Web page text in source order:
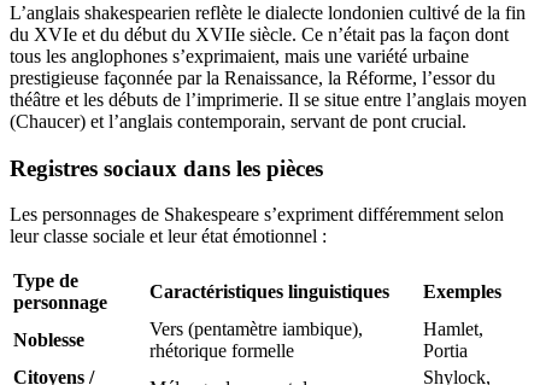
L’anglais shakespearien reflète le dialecte londonien cultivé de la fin
du XVIe et du début du XVIIe siècle. Ce n’était pas la façon dont
tous les anglophones s’exprimaient, mais une variété urbaine
prestigieuse façonnée par la Renaissance, la Réforme, l’essor du
théâtre et les débuts de l’imprimerie. Il se situe entre l’anglais moyen
(Chaucer) et l’anglais contemporain, servant de pont crucial.
Registres sociaux dans les pièces
Les personnages de Shakespeare s’expriment différemment selon
leur classe sociale et leur état émotionnel :
Type de
personnage
Caractéristiques linguistiques Exemples
Noblesse
Vers (pentamètre iambique),
rhétorique formelle
Hamlet,
Portia
Citoyens /
Shylock,